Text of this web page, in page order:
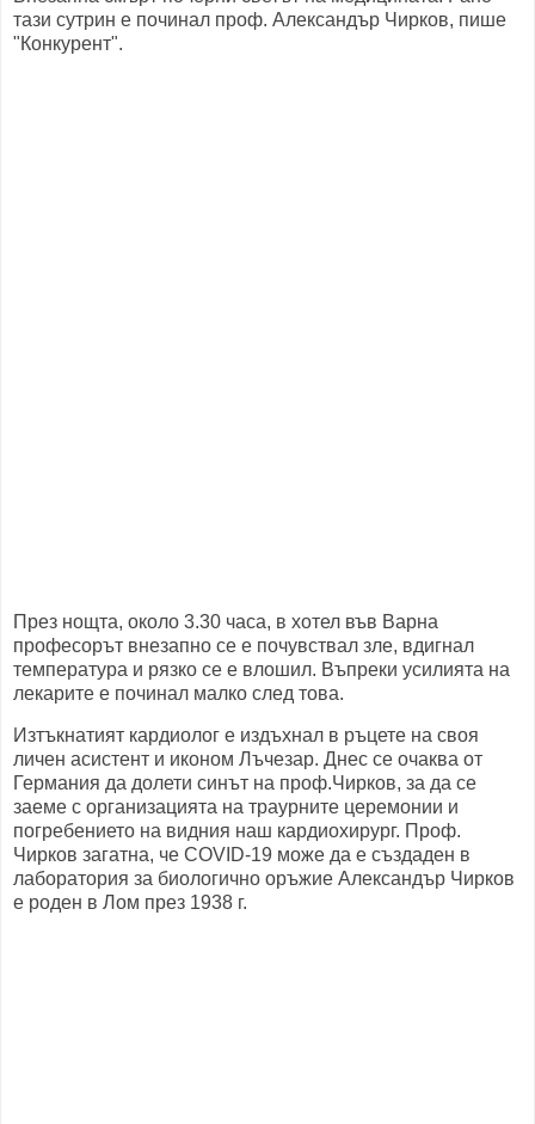
тази сутрин е починал проф. Александър Чирков, пише
"Конкурент".
През нощта, около 3.30 часа, в хотел във Варна
професорът внезапно се е почувствал зле, вдигнал
температура и рязко се е влошил. Въпреки усилията на
лекарите е починал малко след това.
Изтъкнатият кардиолог е издъхнал в ръцете на своя
личен асистент и иконом Лъчезар. Днес се очаква от
Германия да долети синът на проф.Чирков, за да се
заеме с организацията на траурните церемонии и
погребението на видния наш кардиохирург. Проф.
Чирков загатна, че COVID-19 може да е създаден в
лаборатория за биологично оръжие Александър Чирков
е роден в Лом през 1938 г.